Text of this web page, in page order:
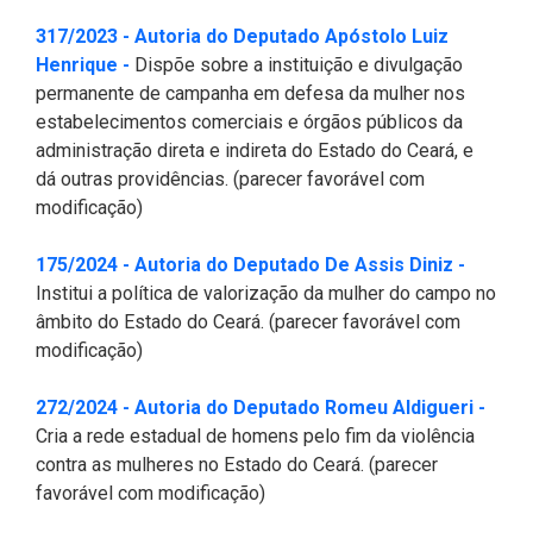
317/2023 - Autoria do Deputado Apóstolo Luiz
Henrique - (Abre em nova janela)
Dispõe sobre a instituição e divulgação
permanente de campanha em defesa da mulher nos
estabelecimentos comerciais e órgãos públicos da
administração direta e indireta do Estado do Ceará, e
dá outras providências. (parecer favorável com
modificação)
175/2024 - Autoria do Deputado De Assis Diniz -
Institui a política de valorização da mulher do campo no
âmbito do Estado do Ceará. (parecer favorável com
modificação)
272/2024 - Autoria do Deputado Romeu Aldigueri -
Cria a rede estadual de homens pelo fim da violência
contra as mulheres no Estado do Ceará. (parecer
favorável com modificação)